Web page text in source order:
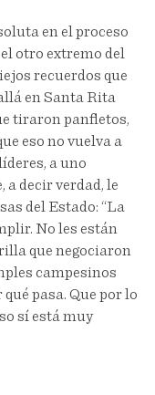
en el proceso
otro extremo del
recuerdos que
en Santa Rita
tiraron panfletos,
eso no vuelva a
a uno
a decir verdad, le
del Estado: “La
No les están
que negociaron
campesinos
pasa. Que por lo
sí está muy